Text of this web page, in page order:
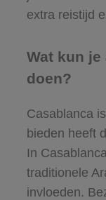
extra reistijd
Wat kun
doen?
Casablanca
bieden heeft
In
traditionele
invloeden.